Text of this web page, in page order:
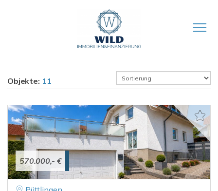
Objekte: 11
570.000,- €